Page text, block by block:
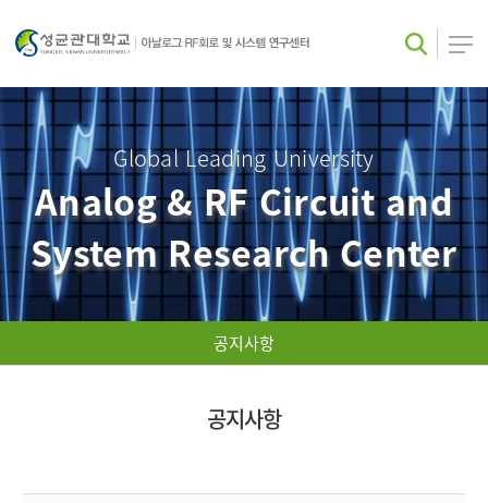
Global Leading University
Analog & RF Circuit and
System Research Center
공지사항
공지사항